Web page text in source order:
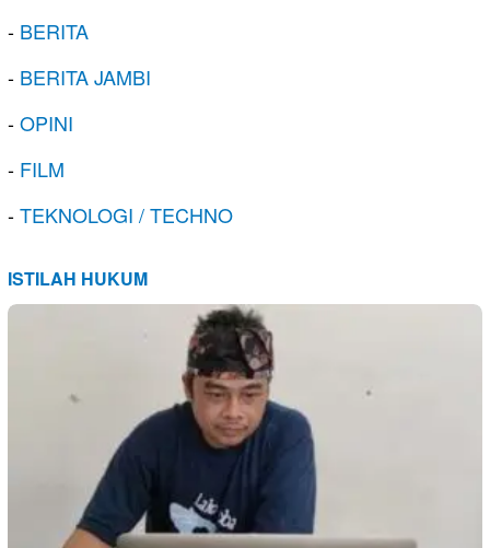
- BERITA
- BERITA JAMBI
-OPINI
- FILM
-TEKNOLOGI / TECHNO
ISTILAH HUKUM